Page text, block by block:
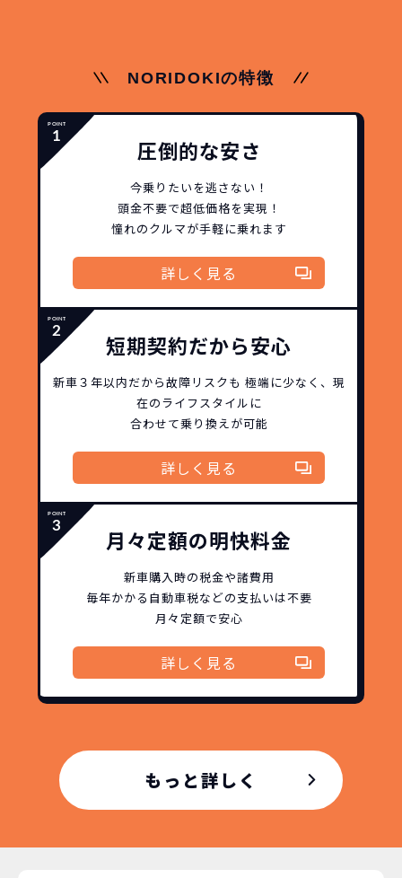
NORIDOKIの特徴
圧倒的な安さ
今乗りたいを逃さない！
頭金不要で超低価格を実現！
憧れのクルマが手軽に乗れます
詳しく見る
短期契約だから安心
新車３年以内だから故障リスクも 極端に少なく、 現
在のライフスタイルに
合わせて乗り換えが可能
詳しく見る
月々定額の明快料金
新車購入時の税金や諸費用
毎年かかる自動車税などの支払いは不要
月々定額で安心
詳しく見る
どこよりも安くご契約いただけます！
NORIDOKIは高残価設定を実現！
短期間だから安心！
NORIDOKIなら短期リースでも安いんです！
月々定額料金で安心
NORIDOKIなら頭金・ボーナス払い・諸経費・税
もっと詳しく